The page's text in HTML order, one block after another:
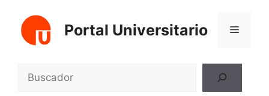
Portal Universitario